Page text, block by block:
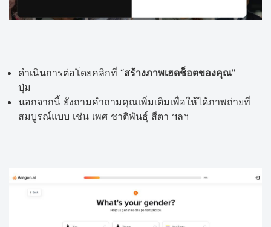
ดำเนินการต่อโดยคลิกที่ “สร้างภาพเฮดช็อตของคุณ"
ปุ่ม
นอกจากนี้ ยังถามคำถามคุณเพิ่มเติมเพื่อให้ได้ภาพถ่ายที่
สมบูรณ์แบบ เช่น เพศ ชาติพันธุ์ สีตา ฯลฯ